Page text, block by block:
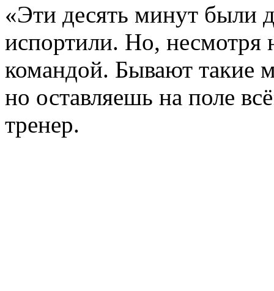
«Эти десять минут были
испортили. Но, несмотря
командой. Бывают такие
но оставляешь на поле
тренер.